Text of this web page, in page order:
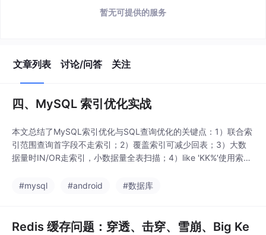
暂无可提供的服务
文章列表 讨论/问答 关注
四、MySQL 索引优化实战
本文总结了MySQL索引优化与SQL查询优化的关键点：1）联合索
引范围查询首字段不走索引；2）覆盖索引可减少回表；3）大数
据量时IN/OR走索引，小数据量全表扫描；4）like 'KK%'使用索引
用索引排序。分页查询建议先查主键再关联，避免大量数据偏移。
#mysql #android #数据库
Redis 缓存问题：穿透、击穿、雪崩、Big Ke